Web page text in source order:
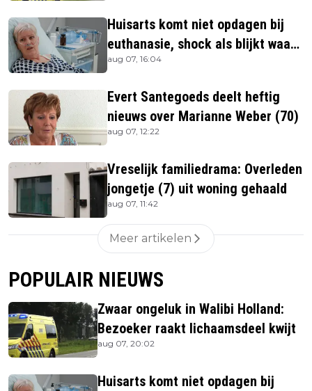
Huisarts komt niet opdagen bij
euthanasie, shock als blijkt waar
ze is
aug 07, 16:04
Evert Santegoeds deelt heftig
nieuws over Marianne Weber (70)
aug 07, 12:22
Vreselijk familiedrama: Overleden
jongetje (7) uit woning gehaald
aug 07, 11:42
Meer artikelen
POPULAIR NIEUWS
Zwaar ongeluk in Walibi Holland:
Bezoeker raakt lichaamsdeel kwijt
aug 07, 20:02
Huisarts komt niet opdagen bij